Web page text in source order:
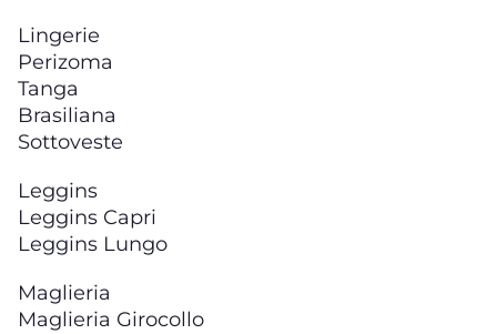
Lingerie
Perizoma
Tanga
Brasiliana
Sottoveste
Leggins
Leggins Capri
Leggins Lungo
Maglieria
Maglieria Girocollo